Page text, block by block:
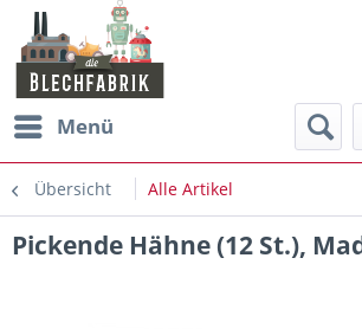
Menü
Übersicht Alle Artikel
Pickende Hähne (12 St.),